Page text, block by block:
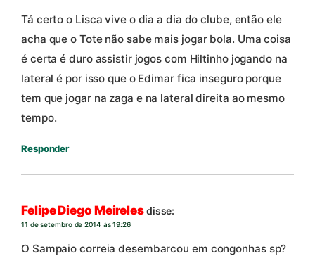
Tá certo o Lisca vive o dia a dia do clube, então ele
acha que o Tote não sabe mais jogar bola. Uma coisa
é certa é duro assistir jogos com Hiltinho jogando na
lateral é por isso que o Edimar fica inseguro porque
tem que jogar na zaga e na lateral direita ao mesmo
tempo.
Responder
Felipe Diego Meirelesdisse:
11 de setembro de 2014 às 19:26
O Sampaio correia desembarcou em congonhas sp?